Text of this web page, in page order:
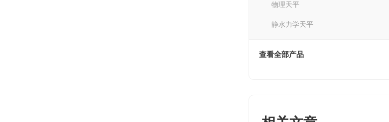
物理天平
静水力学天平
查看全部产品